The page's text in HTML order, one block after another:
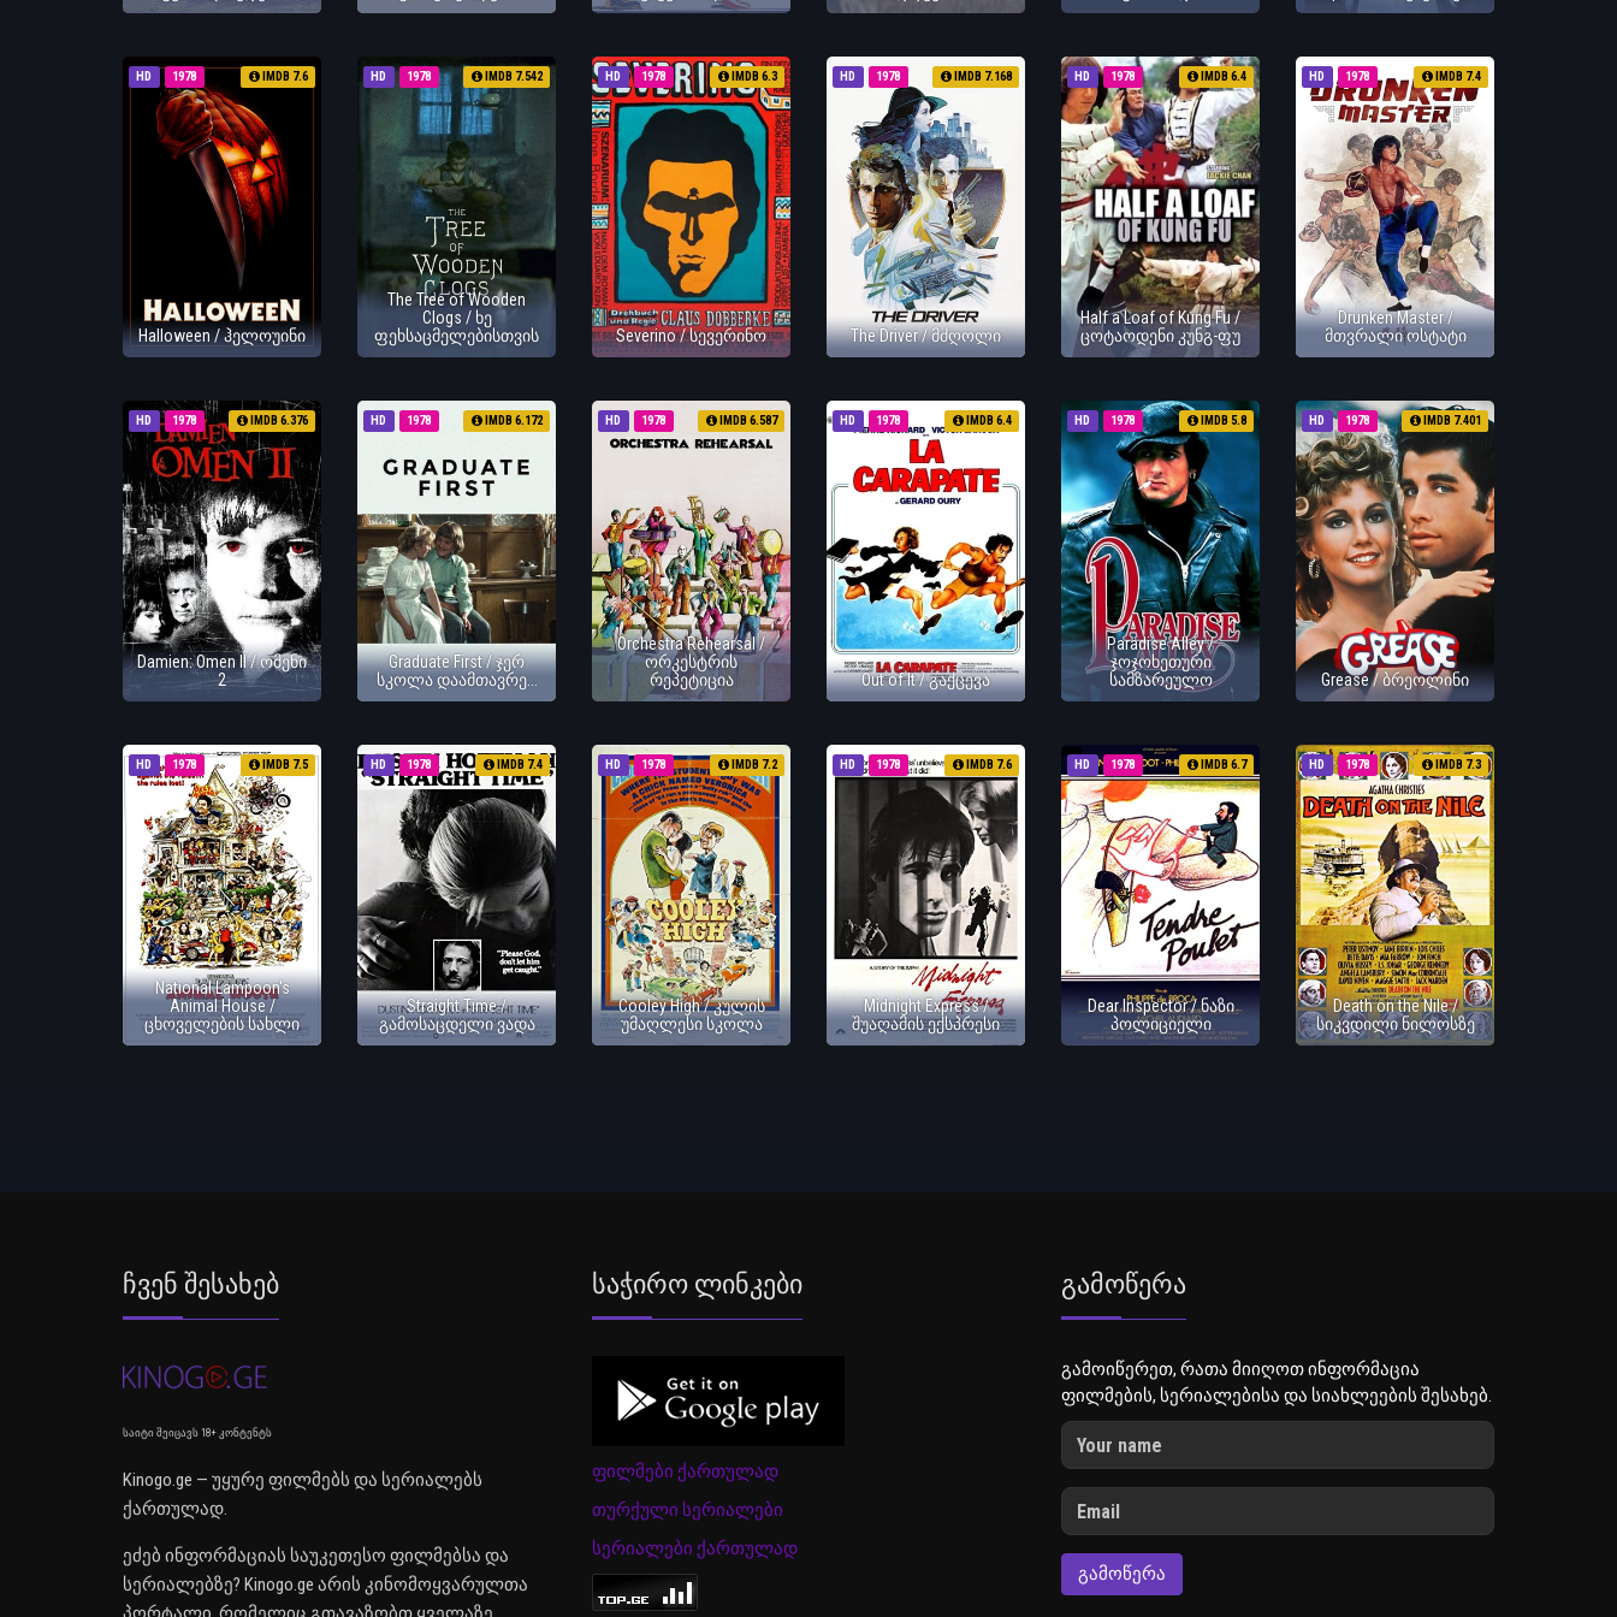
HD 1978 IMDB 7.6
Halloween / ჰელოუინი
HD 1978 IMDB 7.542
The Tree of Wooden
Clogs / ხე
ფეხსაცმელებისთვის
HD 1978 IMDB 6.3
Severino / სევერინო
HD 1978 IMDB 7.168
The Driver / მძღოლი
HD 1978 IMDB 6.4
Half a Loaf of Kung Fu /
ცოტაოდენი კუნგ-ფუ
HD 1978 IMDB 7.4
Drunken Master /
მთვრალი ოსტატი
HD 1978 IMDB 6.376
Damien: Omen II / ომენი
2
HD 1978 IMDB 6.172
Graduate First / ჯერ
სკოლა დაამთავრე...
HD 1978 IMDB 6.587
Orchestra Rehearsal /
ორკესტრის
რეპეტიცია
HD 1978 IMDB 6.4
Out of It / გაქცევა
HD 1978 IMDB 5.8
Paradise Alley /
ჯოჯოხეთური
სამზარეულო
HD 1978 IMDB 7.401
Grease / ბრეოლინი
HD 1978 IMDB 7.5
National Lampoon's
Animal House /
ცხოველების სახლი
HD 1978 IMDB 7.4
Straight Time /
გამოსაცდელი ვადა
HD 1978 IMDB 7.2
Cooley High / კულის
უმაღლესი სკოლა
HD 1978 IMDB 7.6
Midnight Express /
შუაღამის ექსპრესი
HD 1978 IMDB 6.7
Dear Inspector / ნაზი
პოლიციელი
HD 1978 IMDB 7.3
Death on the Nile /
სიკვდილი ნილოსზე
Ჩვენ Შესახებ
საიტი შეიცავს 18+ კონტენტს
Kinogo.ge — უყურე ფილმებს და სერიალებს
ქართულად.
ეძებ ინფორმაციას საუკეთესო ფილმებსა და
სერიალებზე? Kinogo.ge არის კინომოყვარულთა
Საჭირო Ლინკები
ფილმები ქართულად
თურქული სერიალები
სერიალები ქართულად
Გამოწერა
გამოიწერეთ, რათა მიიღოთ ინფორმაცია
ფილმების, სერიალებისა და სიახლეების შესახებ.
ᲒᲐᲛᲝᲬᲔᲠᲐ